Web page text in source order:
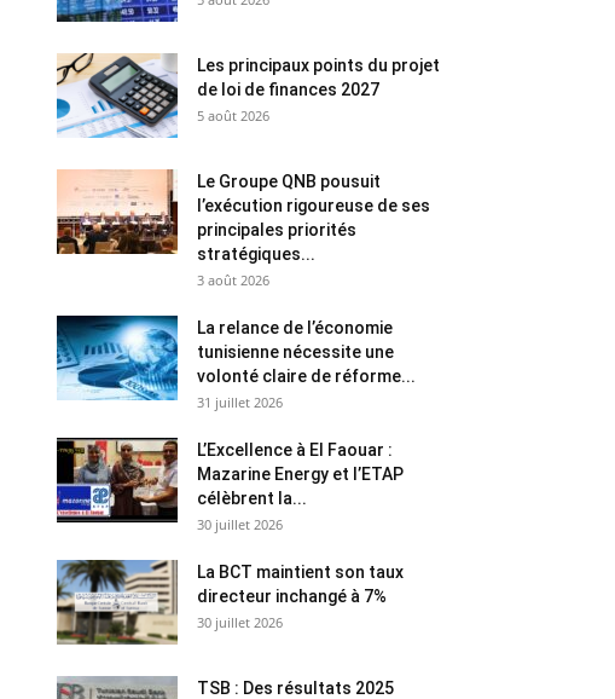
Les principaux points du projet
de loi de finances 2027
5 août 2026
Le Groupe QNB pousuit
l’exécution rigoureuse de ses
principales priorités
stratégiques...
3 août 2026
La relance de l’économie
tunisienne nécessite une
volonté claire de réforme...
31 juillet 2026
L’Excellence à El Faouar :
Mazarine Energy et l’ETAP
célèbrent la...
30 juillet 2026
La BCT maintient son taux
directeur inchangé à 7%
30 juillet 2026
TSB : Des résultats 2025